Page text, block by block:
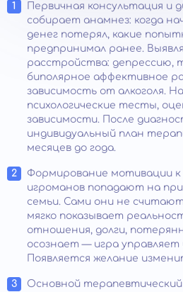
Первичная консультация и
собирает анамнез: когда
денег потерял, какие
предпринимал ранее.
расстройства: депрессию,
биполярное аффективное
зависимость от алкоголя.
психологические тесты,
зависимости. После
индивидуальный план
месяцев до года.
Формирование мотивации
игроманов попадают на
семьи. Сами они не
мягко показывает
отношения, долги,
осознает — игра
Появляется желание
Основной